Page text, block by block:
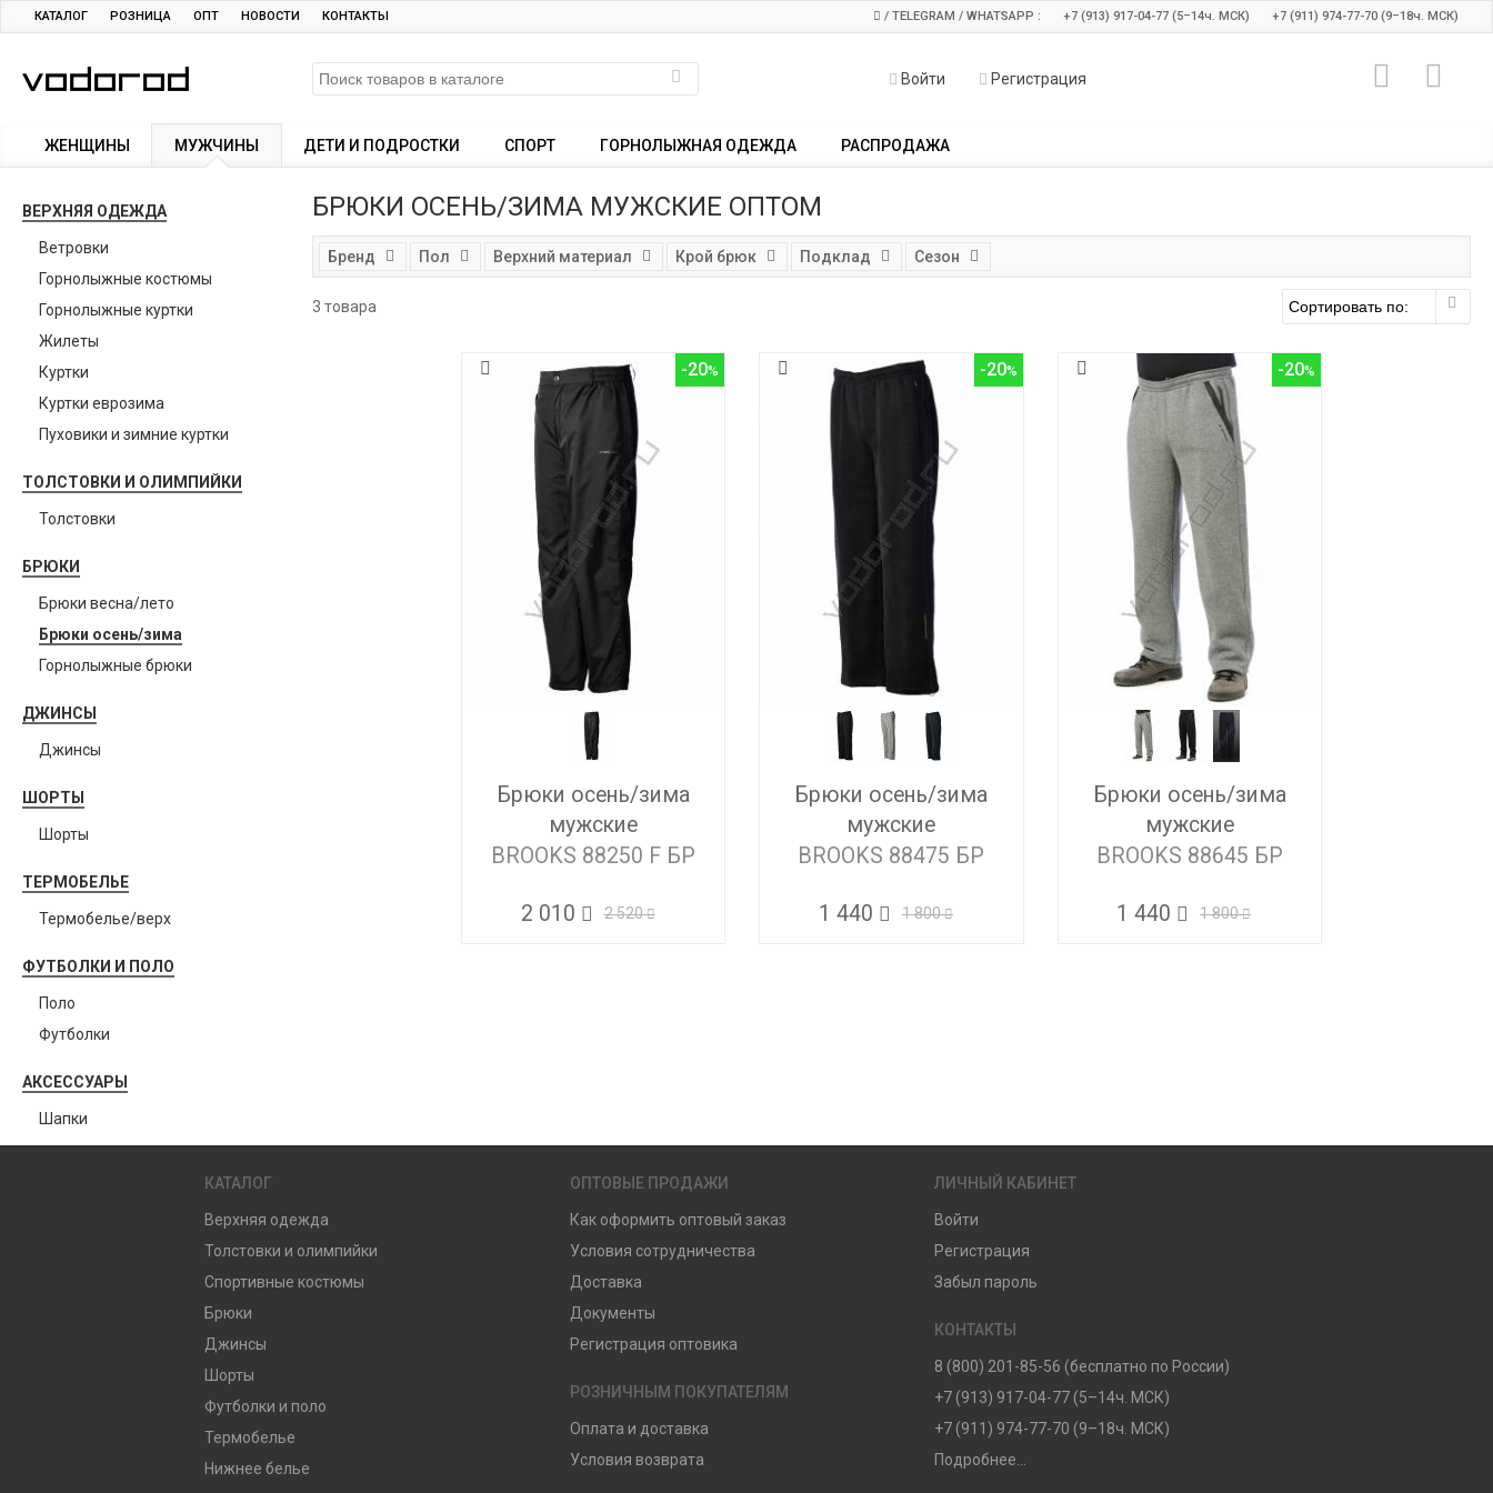
КАТАЛОГ РОЗНИЦА ОПТ НОВОСТИ КОНТАКТЫ / TELEGRAM / WHATSAPP : +7 (913) 917-04-77 (5–14ч. МСК) +7 (911) 974-77-70 (9–18ч. МСК)
Войти Регистрация
ЖЕНЩИНЫ МУЖЧИНЫ ДЕТИ И ПОДРОСТКИ СПОРТ ГОРНОЛЫЖНАЯ ОДЕЖДА РАСПРОДАЖА
ВЕРХНЯЯ ОДЕЖДА
Ветровки
Горнолыжные костюмы
Горнолыжные куртки
Жилеты
Куртки
Куртки еврозима
Пуховики и зимние куртки
ТОЛСТОВКИ И ОЛИМПИЙКИ
Толстовки
БРЮКИ
Брюки весна/лето
Брюки осень/зима
Горнолыжные брюки
ДЖИНСЫ
Джинсы
ШОРТЫ
Шорты
ТЕРМОБЕЛЬЕ
Термобелье/верх
ФУТБОЛКИ И ПОЛО
Поло
Футболки
АКСЕССУАРЫ
Шапки
БРЮКИ ОСЕНЬ/ЗИМА МУЖСКИЕ ОПТОМ
Бренд Пол Верхний материал Крой брюк Подклад Сезон
3 товара
-20
Брюки осень/зима
мужские
BROOKS 88250 F БР
2 010 2 520
-20
Брюки осень/зима
мужские
BROOKS 88475 БР
1 440 1 800
-20
Брюки осень/зима
мужские
BROOKS 88645 БР
1 440 1 800
КАТАЛОГ
Верхняя одежда
Толстовки и олимпийки
Спортивные костюмы
Брюки
Джинсы
Шорты
Футболки и поло
Термобелье
Нижнее белье
ОПТОВЫЕ ПРОДАЖИ
Как оформить оптовый заказ
Условия сотрудничества
Доставка
Документы
Регистрация оптовика
РОЗНИЧНЫМ ПОКУПАТЕЛЯМ
Оплата и доставка
Условия возврата
ЛИЧНЫЙ КАБИНЕТ
Войти
Регистрация
Забыл пароль
КОНТАКТЫ
8 (800) 201-85-56 (бесплатно по России)
+7 (913) 917-04-77 (5–14ч. МСК)
+7 (911) 974-77-70 (9–18ч. МСК)
Подробнее...